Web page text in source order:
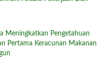
Meningkatkan Pengetahuan
Pertama Keracunan Makanan